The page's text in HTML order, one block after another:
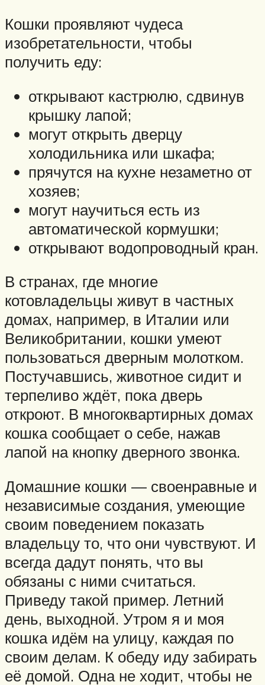
Кошки проявляют чудеса
изобретательности, чтобы
получить еду:
открывают кастрюлю, сдвинув
крышку лапой;
могут открыть дверцу
холодильника или шкафа;
прячутся на кухне незаметно от
хозяев;
могут научиться есть из
автоматической кормушки;
открывают водопроводный кран.
В странах, где многие
котовладельцы живут в частных
домах, например, в Италии или
Великобритании, кошки умеют
пользоваться дверным молотком.
Постучавшись, животное сидит и
терпеливо ждёт, пока дверь
откроют. В многоквартирных домах
кошка сообщает о себе, нажав
лапой на кнопку дверного звонка.
Домашние кошки — своенравные и
независимые создания, умеющие
своим поведением показать
владельцу то, что они чувствуют. И
всегда дадут понять, что вы
обязаны с ними считаться.
Приведу такой пример. Летний
день, выходной. Утром я и моя
кошка идём на улицу, каждая по
своим делам. К обеду иду забирать
её домой. Одна не ходит, чтобы не